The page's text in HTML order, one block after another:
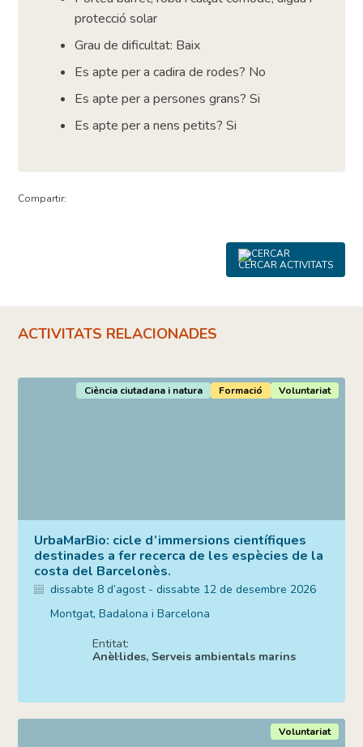
protecció solar
Grau de dificultat: Baix
Es apte per a cadira de rodes? No
Es apte per a persones grans? Si
Es apte per a nens petits? Si
Compartir:
CERCAR ACTIVITATS
ACTIVITATS RELACIONADES
UrbaMarBio: cicle d’immersions científiques
destinades a fer recerca de les espècies de la
costa del Barcelonès.
dissabte 8 d’agost - dissabte 12 de desembre 2026
Montgat, Badalona i Barcelona
Ciència ciutadana i natura Formació Voluntariat
Entitat:
Anèl·lides, Serveis ambientals marins
Voluntariat